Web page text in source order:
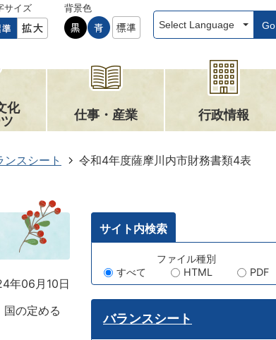
サイズ
背景色
Go
化
仕事・産業 行政情報
ンスシート 令和4年度薩摩川内市財務書類4表
年06月10日
の定める
サイト内検索
ー
ワ
ー
ファイル種別
すべて
HTML PDF
バランスシート